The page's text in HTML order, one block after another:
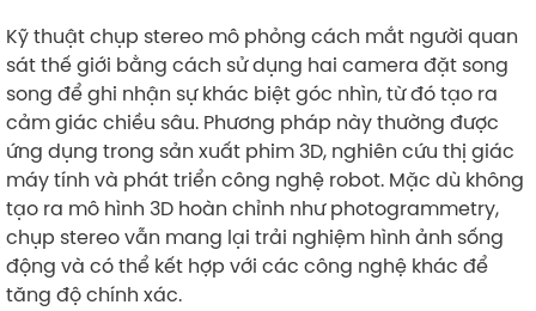
Kỹ thuật chụp stereo mô phỏng cách mắt người quan
sát thế giới bằng cách sử dụng hai camera đặt song
song để ghi nhận sự khác biệt góc nhìn, từ đó tạo ra
cảm giác chiều sâu. Phương pháp này thường được
ứng dụng trong sản xuất phim 3D, nghiên cứu thị giác
máy tính và phát triển công nghệ robot. Mặc dù không
tạo ra mô hình 3D hoàn chỉnh như photogrammetry,
chụp stereo vẫn mang lại trải nghiệm hình ảnh sống
động và có thể kết hợp với các công nghệ khác để
tăng độ chính xác.